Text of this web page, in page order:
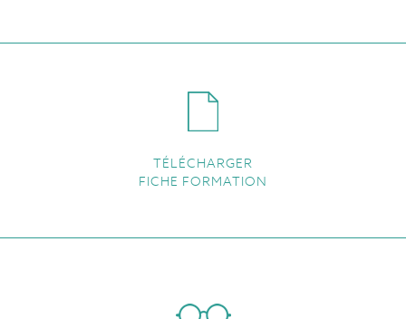
TÉLÉCHARGER
FICHE FORMATION